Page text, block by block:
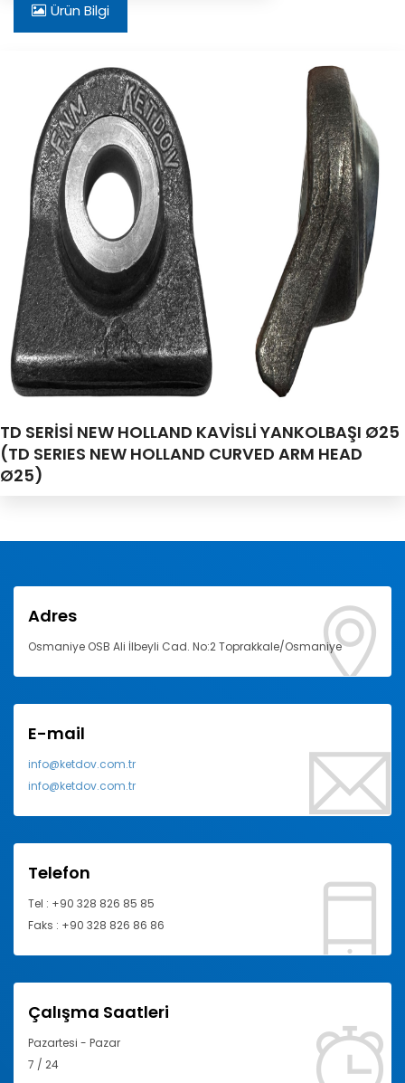
Ürün Bilgi
TD SERİSİ NEW HOLLAND KAVİSLİ YANKOLBAŞI Ø25
(TD SERIES NEW HOLLAND CURVED ARM HEAD
Ø25)
Adres
Osmaniye OSB Ali İlbeyli Cad. No:2 Toprakkale/Osmaniye
E-mail
info@ketdov.com.tr
info@ketdov.com.tr
Telefon
Tel : +90 328 826 85 85
Faks : +90 328 826 86 86
Çalışma Saatleri
Pazartesi - Pazar
7 / 24